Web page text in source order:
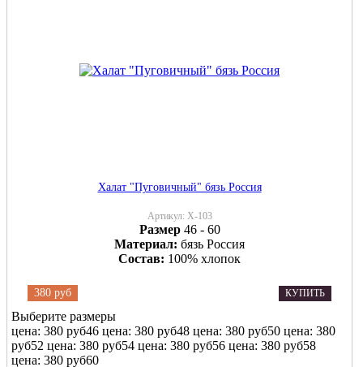
Халат "Пуговичный" бязь Россия
Артикул: Х-103
Размер 46 - 60
Материал: бязь Россия
Состав: 100% хлопок
380 руб КУПИТЬ
Выберите размеры
цена: 380 руб46 цена: 380 руб48 цена: 380 руб50 цена: 380
руб52 цена: 380 руб54 цена: 380 руб56 цена: 380 руб58
цена: 380 руб60